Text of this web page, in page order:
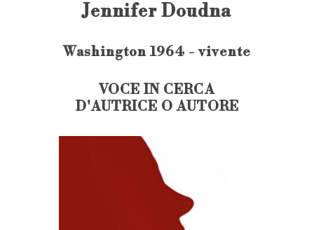
Jennifer Doudna
Washington 1964 - vivente
VOCE IN CERCA
D'AUTRICE O AUTORE